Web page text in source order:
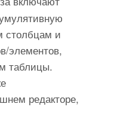
столбцам и
элементов,
таблицы.
редакторе,